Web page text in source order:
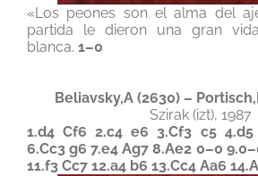
«Los peones son el alma del
partida le dieron una gran
blanca. 1–0
Beliavsky,A (2630) –
Szirak (izt), 1987
1.d4 Cf6 2.c4 e6 3.Cf3 c5
6.Cc3 g6 7.e4 Ag7 8.Ae2 0–0
11.f3 Cc7 12.a4 b6 13.Cc4 Aa6